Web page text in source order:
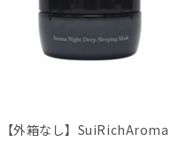
【外箱なし】SuiRichAroma